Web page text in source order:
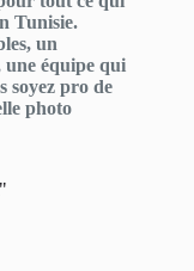
Tunisie.
un
une équipe qui
soyez pro de
photo